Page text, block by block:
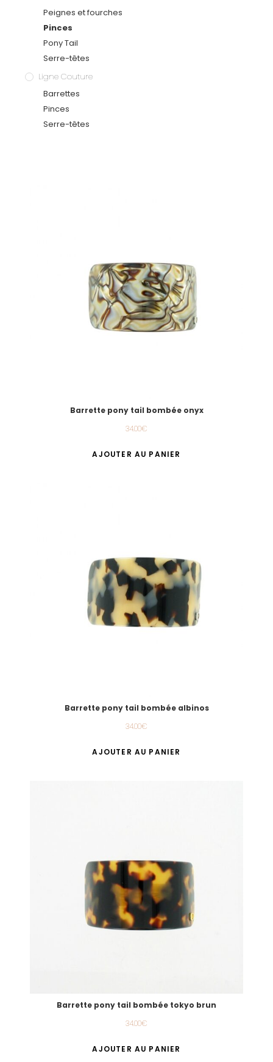
Peignes et fourches
Pinces
Pony Tail
Serre-têtes
Ligne Couture
Barrettes
Pinces
Serre-têtes
Barrette pony tail bombée onyx
34.00€
AJOUTER AU PANIER
Barrette pony tail bombée albinos
34.00€
AJOUTER AU PANIER
Barrette pony tail bombée tokyo brun
34.00€
AJOUTER AU PANIER